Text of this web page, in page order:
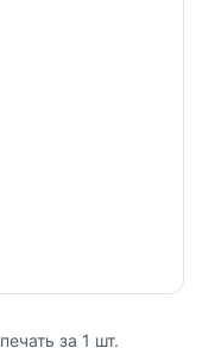
печать за 1 шт.